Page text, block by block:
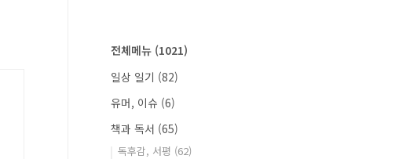
전체메뉴 (1021)
일상 일기 (82)
유머, 이슈 (6)
책과 독서 (65)
독후감, 서평 (62)